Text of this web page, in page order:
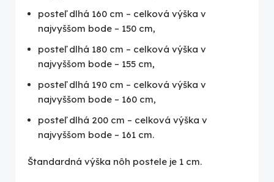
posteľ dlhá 160 cm – celková výška v
najvyššom bode – 150 cm,
posteľ dlhá 180 cm – celková výška v
najvyššom bode – 155 cm,
posteľ dlhá 190 cm – celková výška v
najvyššom bode – 160 cm,
posteľ dlhá 200 cm – celková výška v
najvyššom bode – 161 cm.
Štandardná výška nôh postele je 1 cm.